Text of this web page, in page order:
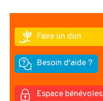
Faire un don
Besoin d'aide ?
Espace bénévoles